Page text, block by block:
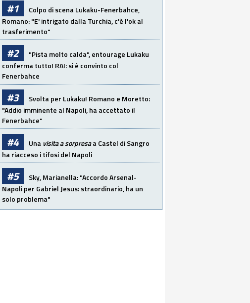
#1
Colpo di scena Lukaku-Fenerbahce,
Romano: "E' intrigato dalla Turchia, c'è l'ok al
trasferimento"
#2
"Pista molto calda", entourage Lukaku
conferma tutto! RAI: si è convinto col
Fenerbahce
#3
Svolta per Lukaku! Romano e Moretto:
"Addio imminente al Napoli, ha accettato il
Fenerbahce"
#4 Una visita a sorpresaa Castel di Sangro
ha riacceso i tifosi del Napoli
#5
Sky, Marianella: "Accordo Arsenal-
Napoli per Gabriel Jesus: straordinario, ha un
solo problema"